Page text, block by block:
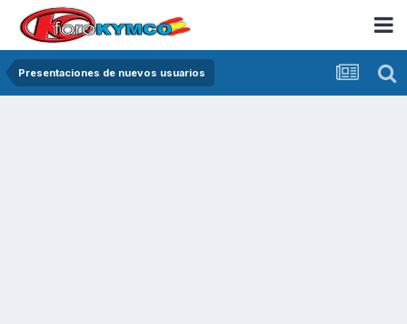
Presentaciones de nuevos usuarios